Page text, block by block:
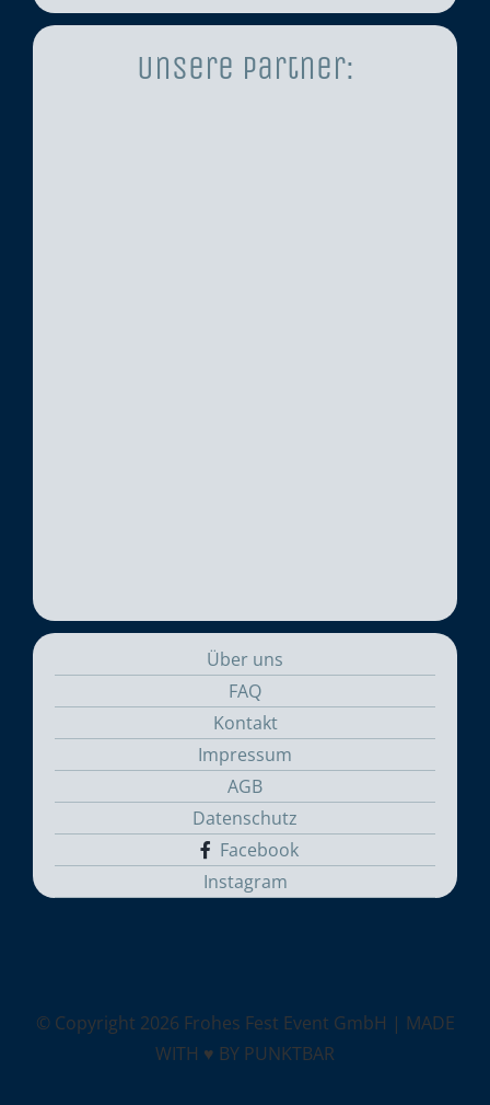
Unsere Partner:
Über uns
FAQ
Kontakt
Impressum
AGB
Datenschutz
Facebook
Instagram
© Copyright 2026 Frohes Fest Event GmbH | MADE
WITH ♥ BY PUNKTBAR